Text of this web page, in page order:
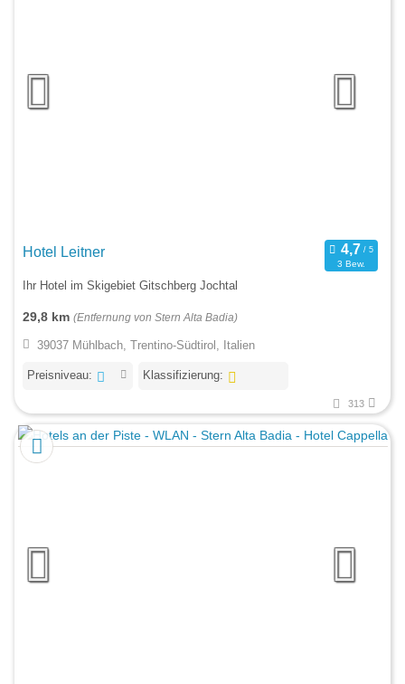
Hotel Leitner
3 Bew.
Ihr Hotel im Skigebiet Gitschberg Jochtal
29,8 km (Entfernung von Stern Alta Badia)
39037 Mühlbach, Trentino-Südtirol, Italien
Preisniveau: Klassifizierung:
313